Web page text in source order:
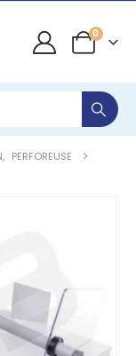
0
, PERFOREUSE